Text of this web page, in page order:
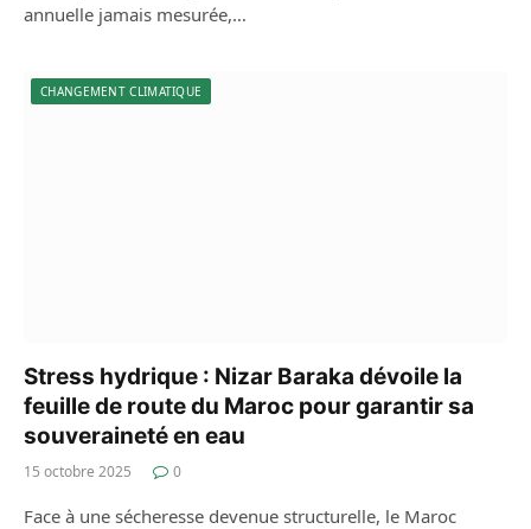
annuelle jamais mesurée,…
CHANGEMENT CLIMATIQUE
Stress hydrique : Nizar Baraka dévoile la
feuille de route du Maroc pour garantir sa
souveraineté en eau
15 octobre 2025 0
Face à une sécheresse devenue structurelle, le Maroc